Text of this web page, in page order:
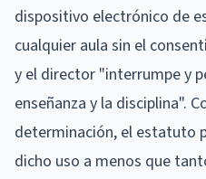
dispositivo electrónico de
cualquier aula sin el
y el director "interrumpe y
enseñanza y la disciplina".
determinación, el estatuto
dicho uso a menos que